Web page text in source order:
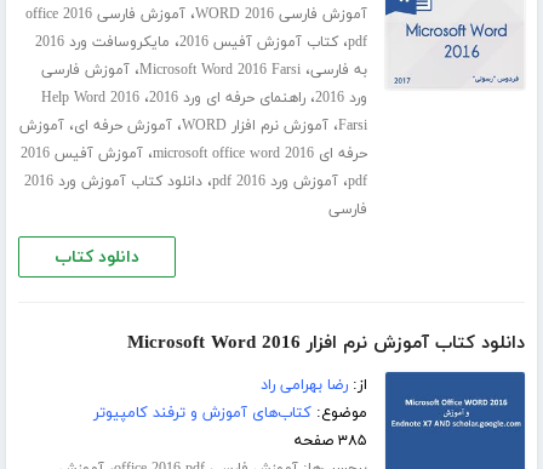
آموزش فارسی WORD 2016
،
آموزش فارسی office 2016
pdf،کتاب آموزش آفیس 2016 ،
مایکروسافت ورد 2016
به فارسی،Microsoft Word 2016 Farsi،آموزش فارسی
ورد 2016
،راهنمای حرفه ای ورد 2016 ،Help Word 2016
Farsi،آموزش نرم افزار WORD ،آموزش حرفه ای،آموزش
حرفه ای microsoft office word 2016
،
آموزش آفیس 2016
pdf،آموزش ورد 2016 pdf ،
دانلود کتاب آموزش ورد 2016
فارسی
دانلود کتاب
دانلود کتاب آموزش نرم افزار Microsoft Word 2016
از:رضا بهرامی راد
موضوع:کتاب‌های آموزش و ترفند کامپیوتر
۳۸۵ صفحه